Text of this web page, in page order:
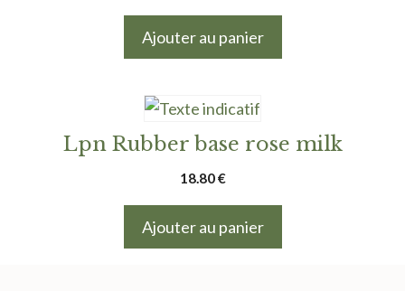
actuel
Ajouter au panier
Lpn Rubber base rose milk
18.80€
Ajouter au panier